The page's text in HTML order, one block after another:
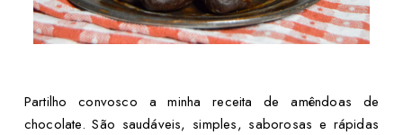
Partilho convosco a minha receita de amêndoas de
chocolate. São saudáveis, simples, saborosas e rápidas